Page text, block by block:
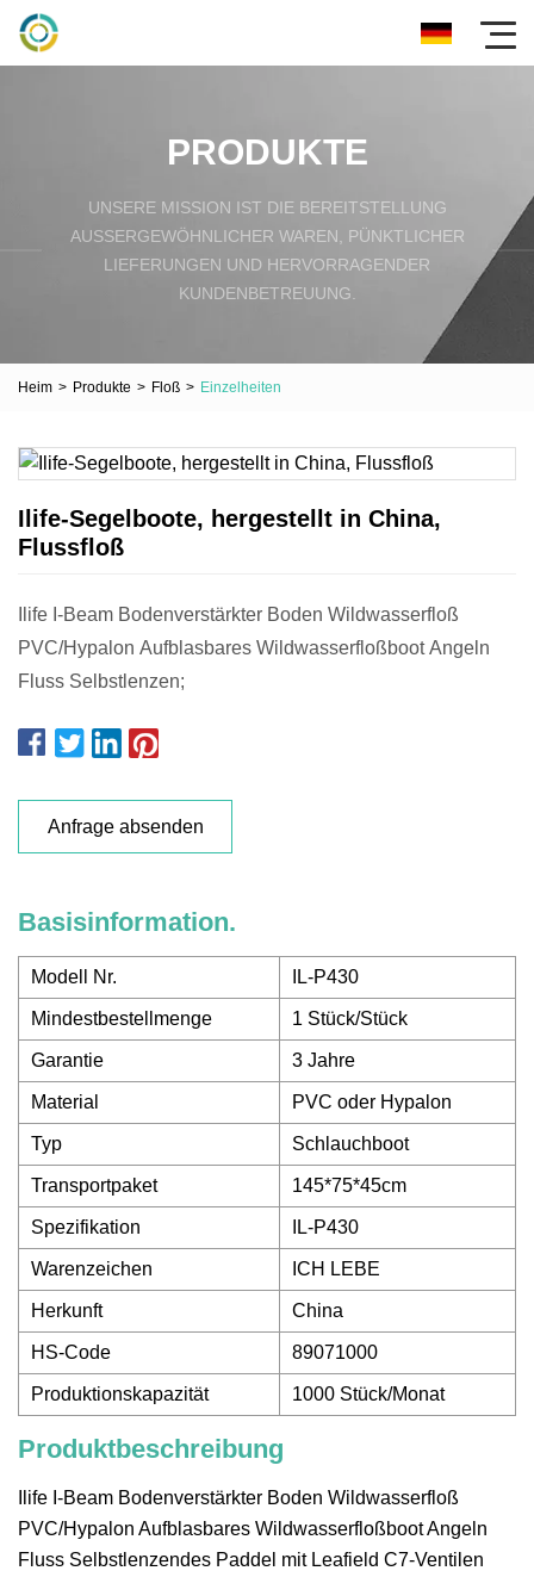
PRODUKTE
UNSERE MISSION IST DIE BEREITSTELLUNG
AUSSERGEWÖHNLICHER WAREN, PÜNKTLICHER L
IEFERUNGEN UND HERVORRAGENDER K
UNDENBETREUUNG.
Heim > Produkte > Floß > Einzelheiten
Ilife-Segelboote, hergestellt in China,
Flussfloß
Ilife I-Beam Bodenverstärkter Boden Wildwasserfloß
PVC/Hypalon Aufblasbares Wildwasserfloßboot Angeln
Fluss Selbstlenzen;
Anfrage absenden
Basisinformation.
Modell Nr. IL-P430
Mindestbestellmenge 1 Stück/Stück
Garantie 3 Jahre
Material PVC oder Hypalon
Typ Schlauchboot
Transportpaket 145*75*45cm
Spezifikation IL-P430
Warenzeichen ICH LEBE
Herkunft China
HS-Code 89071000
Produktionskapazität 1000 Stück/Monat
Produktbeschreibung
Ilife I-Beam Bodenverstärkter Boden Wildwasserfloß
PVC/Hypalon Aufblasbares Wildwasserfloßboot Angeln
Fluss Selbstlenzendes Paddel mit Leafield C7-Ventilen